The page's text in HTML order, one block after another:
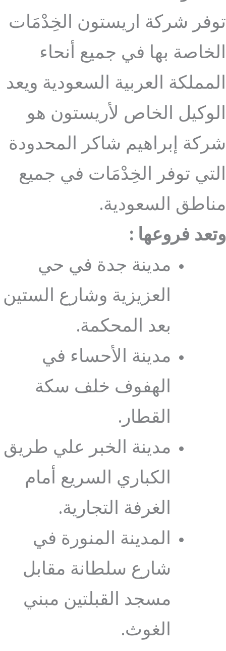
توفر شركة اريستون الخِدْمَات
الخاصة بها في جميع أنحاء
المملكة العربية السعودية ويعد
الوكيل الخاص لأريستون هو
شركة إبراهيم شاكر المحدودة
التي توفر الخِدْمَات في جميع
مناطق السعودية.
وتعد فروعها :
مدينة جدة في حي
العزيزية وشارع الستين
بعد المحكمة.
مدينة الأحساء في
الهفوف خلف سكة
القطار.
مدينة الخبر علي طريق
الكباري السريع أمام
الغرفة التجارية.
المدينة المنورة في
شارع سلطانة مقابل
مسجد القبلتين مبني
الغوث.